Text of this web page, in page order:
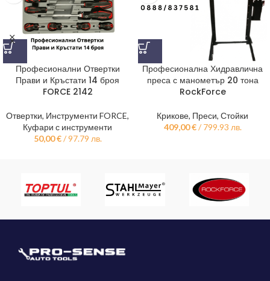
Професионални Отвертки
Прави и Кръстати 14 броя
FORCE 2142
Отвертки, Инструменти FORCE,
Куфари с инструменти
50,00€ / 97.79 лв.
Професионална Хидравлична
преса с манометър 20 тона
RockForce
Крикове, Преси, Стойки
409,00€ / 799.93 лв.